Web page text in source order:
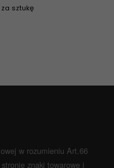
za sztukę
w rozumieniu Art.66
znaki towarowe i